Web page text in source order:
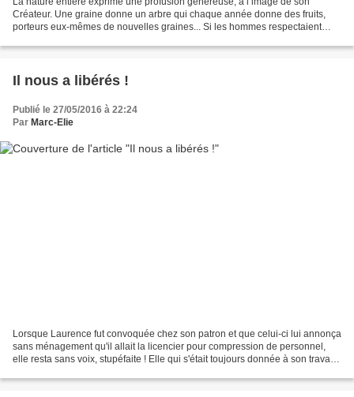
Créateur. Une graine donne un arbre qui chaque année donne des fruits,
porteurs eux-mêmes de nouvelles graines... Si les hommes respectaient
Il nous a libérés !
Publié le 27/05/2016 à 22:24
Par Marc-Elie
Lorsque Laurence fut convoquée chez son patron et que celui-ci lui annonça
sans ménagement qu'il allait la licencier pour compression de personnel,
elle resta sans voix, stupéfaite ! Elle qui s'était toujours donnée à son travail